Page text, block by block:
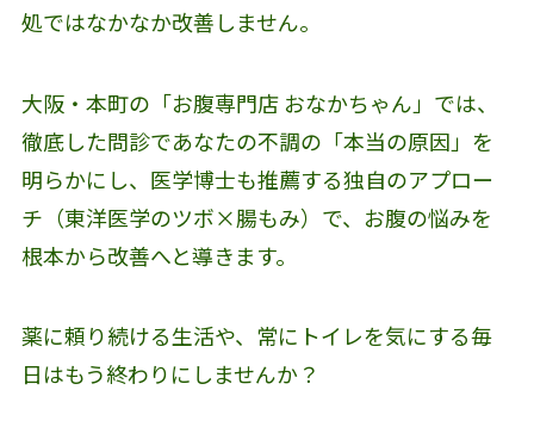
処ではなかなか改善しません。
大阪・本町の「お腹専門店 おなかちゃん」では、
徹底した問診であなたの不調の「本当の原因」を
明らかにし、医学博士も推薦する独自のアプロー
チ（東洋医学のツボ×腸もみ）で、お腹の悩みを
根本から改善へと導きます。
薬に頼り続ける生活や、常にトイレを気にする毎
日はもう終わりにしませんか？